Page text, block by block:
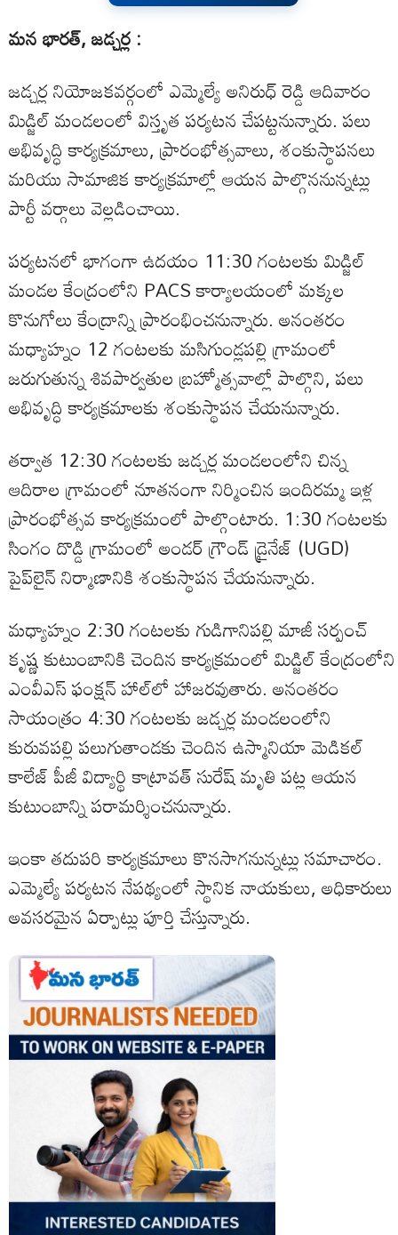
మన భారత్, జడ్చర్ల :
జడ్చర్ల నియోజకవర్గంలో ఎమ్మెల్యే అనిరుధ్ రెడ్డి ఆదివారం
మిడ్జిల్ మండలంలో విస్తృత పర్యటన చేపట్టనున్నారు. పలు
అభివృద్ధి కార్యక్రమాలు, ప్రారంభోత్సవాలు, శంకుస్థాపనలు
మరియు సామాజిక కార్యక్రమాల్లో ఆయన పాల్గొననున్నట్లు
పార్టీ వర్గాలు వెల్లడించాయి.
పర్యటనలో భాగంగా ఉదయం 11:30 గంటలకు మిడ్జిల్
మండల కేంద్రంలోని PACS కార్యాలయంలో మక్కల
కొనుగోలు కేంద్రాన్ని ప్రారంభించనున్నారు. అనంతరం
మధ్యాహ్నం 12 గంటలకు మసిగుండ్లపల్లి గ్రామంలో
జరుగుతున్న శివపార్వతుల బ్రహ్మోత్సవాల్లో పాల్గొని, పలు
అభివృద్ధి కార్యక్రమాలకు శంకుస్థాపన చేయనున్నారు.
తర్వాత 12:30 గంటలకు జడ్చర్ల మండలంలోని చిన్న
ఆదిరాల గ్రామంలో నూతనంగా నిర్మించిన ఇందిరమ్మ ఇళ్ల
ప్రారంభోత్సవ కార్యక్రమంలో పాల్గొంటారు. 1:30 గంటలకు
సింగం దొడ్డి గ్రామంలో అండర్ గ్రౌండ్ డ్రైనేజ్ (UGD)
పైప్‌లైన్ నిర్మాణానికి శంకుస్థాపన చేయనున్నారు.
మధ్యాహ్నం 2:30 గంటలకు గుడిగానిపల్లి మాజీ సర్పంచ్
కృష్ణ కుటుంబానికి చెందిన కార్యక్రమంలో మిడ్జిల్ కేంద్రంలోని
ఎంవీఎస్ ఫంక్షన్ హాల్‌లో హాజరవుతారు. అనంతరం
సాయంత్రం 4:30 గంటలకు జడ్చర్ల మండలంలోని
కురువపల్లి పలుగుతాండకు చెందిన ఉస్మానియా మెడికల్
కాలేజ్ పీజీ విద్యార్థి కాట్రావత్ సురేష్ మృతి పట్ల ఆయన
కుటుంబాన్ని పరామర్శించనున్నారు.
ఇంకా తదుపరి కార్యక్రమాలు కొనసాగనున్నట్లు సమాచారం.
ఎమ్మెల్యే పర్యటన నేపథ్యంలో స్థానిక నాయకులు, అధికారులు
అవసరమైన ఏర్పాట్లు పూర్తి చేస్తున్నారు.